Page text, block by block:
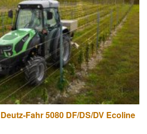
Fahr 5080 DF/DS/DV Ecoline